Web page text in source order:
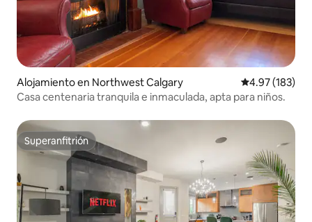
Alojamiento en Northwest Calgary Calificación
4.97 (183)
Casa centenaria tranquila e inmaculada, apta para niños.
Superanfitrión
Superanfitrión